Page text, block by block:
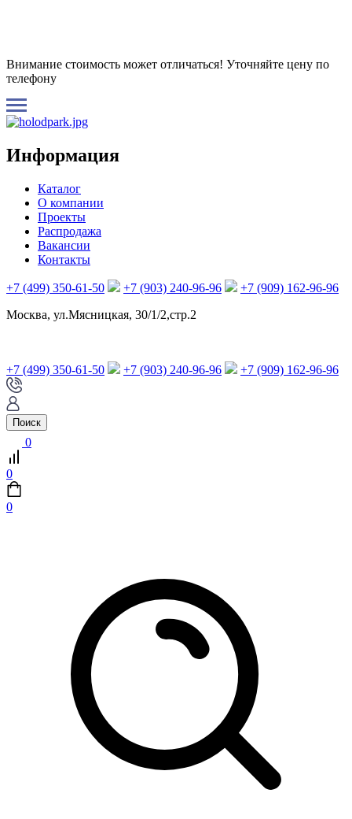
Внимание стоимость может отличаться! Уточняйте цену по
телефону
Информация
Каталог
О компании
Проекты
Распродажа
Вакансии
Контакты
+7 (499) 350-61-50 +7 (903) 240-96-96
+7 (909) 162-96-96
Москва, ул.Мясницкая, 30/1/2,стр.2
+7 (499) 350-61-50 +7 (903) 240-96-96 +7 (909) 162-96-96
Поиск
0
0
0